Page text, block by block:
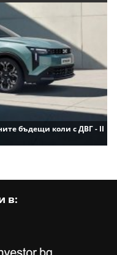
бъдещи коли с ДВГ - II
в: